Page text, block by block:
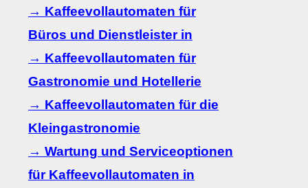
→ Kaffeevollautomaten für
Büros und Dienstleister in
→ Kaffeevollautomaten für
Gastronomie und Hotellerie
→ Kaffeevollautomaten für die
Kleingastronomie
→ Wartung und Serviceoptionen
für Kaffeevollautomaten in